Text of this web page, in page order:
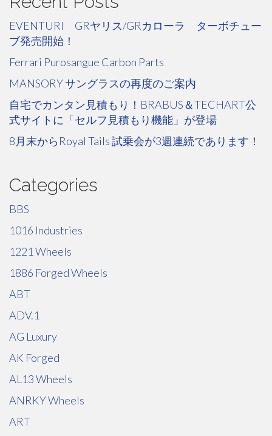
EVENTURI GRヤリス/GRカローラ ターボチュー
ブ発売開始！
Ferrari Purosangue Carbon Parts
MANSORY サングラスの再度のご案内
自宅でカンタン見積もり！BRABUS＆TECHART公
式サイトに「セルフ見積もり機能」が登場
8月末からRoyal Tails 試乗会が3週連続であります！
Categories
BBS
1016 Industries
1221 Wheels
1886 Forged Wheels
ABT
ADV.1
AG Luxury
AK Forged
AL13 Wheels
ANRKY Wheels
ART